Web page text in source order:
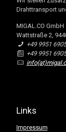
Drahttransport
MIGAL.CO GmbH
Wattstraße 2,
+49 9951
+49 9951
Links
Impressum